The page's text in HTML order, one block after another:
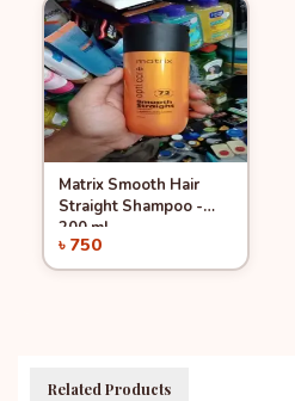
Quick View
Add to Cart
Matrix Smooth Hair
Straight Shampoo -
200 ml
৳ 750
Related Products